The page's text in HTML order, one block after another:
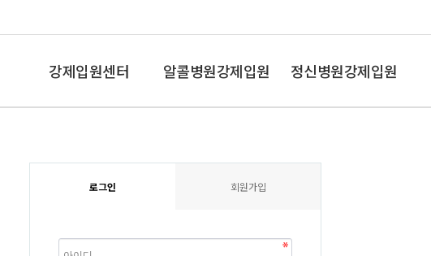
강제입원센터 알콜병원강제입원 정신병원강제입원
로그인 회원가입